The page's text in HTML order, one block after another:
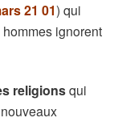
21 01) qui
ignorent
religionsqui